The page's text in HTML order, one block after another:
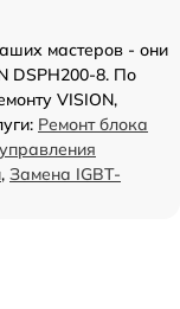
мастеров - они
DSPH200-8. По
VISION,
Ремонт блока
, Замена IGBT-